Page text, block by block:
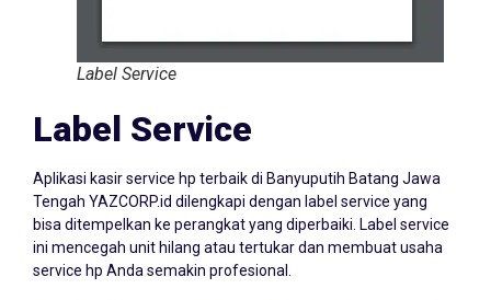
Label Service
Label Service
Tengah YAZCORP.id dilengkapi dengan label service yang
bisa ditempelkan ke perangkat yang diperbaiki. Label service
ini mencegah unit hilang atau tertukar dan membuat usaha
service hp Anda semakin profesional.